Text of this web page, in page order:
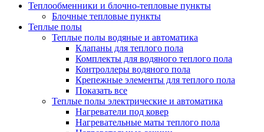
Теплообменники и блочно-тепловые пункты
Блочные тепловые пункты
Теплые полы
Теплые полы водяные и автоматика
Клапаны для теплого пола
Комплекты для водяного теплого пола
Контроллеры водяного пола
Крепежные элементы для теплого пола
Показать все
Теплые полы электрические и автоматика
Нагреватели под ковер
Нагревательные маты теплого пола